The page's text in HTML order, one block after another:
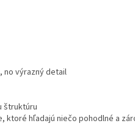
no výrazný detail
štruktúru
hľadajú niečo pohodlné a